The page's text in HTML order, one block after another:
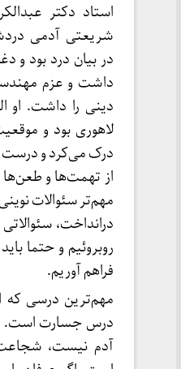
استاد دکتر
شریعتی آدمی
در بیان درد بود و
داشت و عزم
دینی را داشت. او
لاهوری بود و
درک می‌کرد و درست
از تهمت‌ها و طعن‌ها
مهم‌تر سئوالات
درانداخت، سئوالاتی
روبروئیم و حتما
فراهم آوریم.
مهم‌ترین درسی که
درس جسارت است.
آدم نیست،